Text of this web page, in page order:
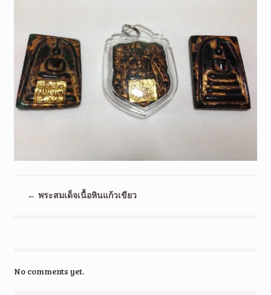
← พระสมเด็จเนื้อหินแก้วเขียว
No comments yet.